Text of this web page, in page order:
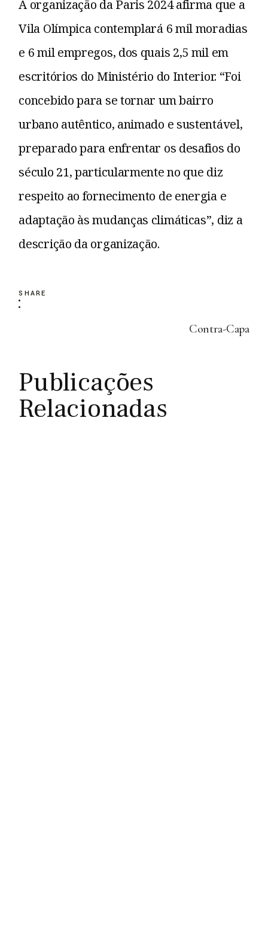
A organização da Paris 2024 afirma que a
Vila Olímpica contemplará 6 mil moradias
e 6 mil empregos, dos quais 2,5 mil em
escritórios do Ministério do Interior. “Foi
concebido para se tornar um bairro
urbano autêntico, animado e sustentável,
preparado para enfrentar os desafios do
século 21, particularmente no que diz
respeito ao fornecimento de energia e
adaptação às mudanças climáticas”, diz a
descrição da organização.
SHARE
Contra-Capa
Publicações
Relacionadas